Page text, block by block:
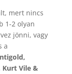
mert nincs
1-2 olyan
jönni, vagy
a
Kurt Vile &